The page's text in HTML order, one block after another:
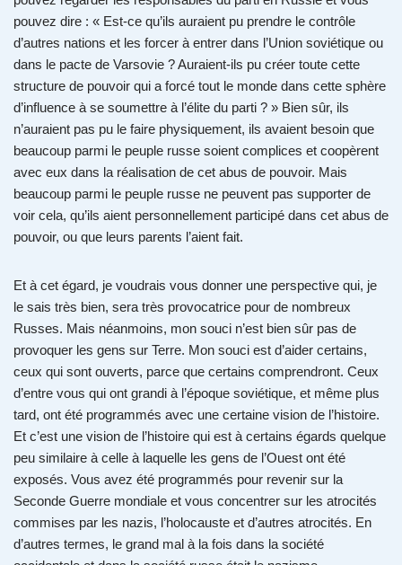
pouvez dire : « Est-ce qu’ils auraient pu prendre le contrôle
d’autres nations et les forcer à entrer dans l’Union soviétique ou
dans le pacte de Varsovie ? Auraient-ils pu créer toute cette
structure de pouvoir qui a forcé tout le monde dans cette sphère
d’influence à se soumettre à l’élite du parti ? » Bien sûr, ils
n’auraient pas pu le faire physiquement, ils avaient besoin que
beaucoup parmi le peuple russe soient complices et coopèrent
avec eux dans la réalisation de cet abus de pouvoir. Mais
beaucoup parmi le peuple russe ne peuvent pas supporter de
voir cela, qu’ils aient personnellement participé dans cet abus de
pouvoir, ou que leurs parents l’aient fait.
Et à cet égard, je voudrais vous donner une perspective qui, je
le sais très bien, sera très provocatrice pour de nombreux
Russes. Mais néanmoins, mon souci n’est bien sûr pas de
provoquer les gens sur Terre. Mon souci est d’aider certains,
ceux qui sont ouverts, parce que certains comprendront. Ceux
d’entre vous qui ont grandi à l’époque soviétique, et même plus
tard, ont été programmés avec une certaine vision de l’histoire.
Et c’est une vision de l’histoire qui est à certains égards quelque
peu similaire à celle à laquelle les gens de l’Ouest ont été
exposés. Vous avez été programmés pour revenir sur la
Seconde Guerre mondiale et vous concentrer sur les atrocités
commises par les nazis, l’holocauste et d’autres atrocités. En
d’autres termes, le grand mal à la fois dans la société